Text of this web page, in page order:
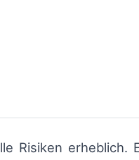
Risiken erheblich.